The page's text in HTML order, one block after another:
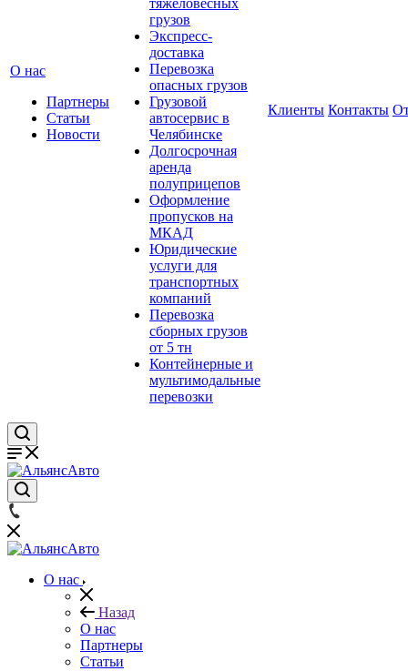
О нас
Партнеры
Статьи
Новости
тяжеловесных
грузов
Экспресс-
доставка
Перевозка
опасных грузов
Грузовой
автосервис в
Челябинске
Долгосрочная
аренда
полуприцепов
Оформление
пропусков на
МКАД
Юридические
услуги для
транспортных
компаний
Перевозка
сборных грузов
от 5 тн
Контейнерные и
мультимодальные
перевозки
Клиенты Контакты
О нас
Назад
О нас
Партнеры
Статьи